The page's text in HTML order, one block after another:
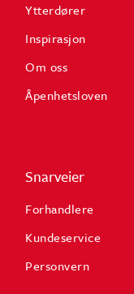
Ytterdører
Inspirasjon
Om oss
Åpenhetsloven
Snarveier
Forhandlere
Kundeservice
Personvern